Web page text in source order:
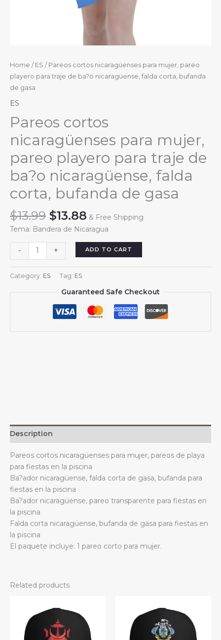
Home / ES / Pareos cortos nicaragüenses para mujer, pareo
playero para traje de ba?o nicaragüense, falda corta, bufanda
de gasa
ES
Pareos cortos
nicaragüenses para mujer,
pareo playero para traje de
ba?o nicaragüense, falda
corta, bufanda de gasa
$13.99 Original
price
$13.99.
$13.88 Current
price
is:
$13.88.
& Free Shipping
Tema: Bandera de Nicaragua
-
cortos
nicaragüenses
para
mujer,
de
quantity
+ ADD TO CART
Category: ES Tag: ES
Guaranteed Safe Checkout
Description
Pareos cortos nicaragüenses para mujer, pareos de playa
para fiestas en la piscina
Ba?ador nicaragüense, falda corta de gasa, bufanda para
fiestas en la piscina
Ba?ador nicaragüense, pareo transparente para fiestas en
la piscina
Falda corta nicaragüense, bufanda de gasa para fiestas en
la piscina
El paquete incluye: 1 pareo corto para mujer.
Related products